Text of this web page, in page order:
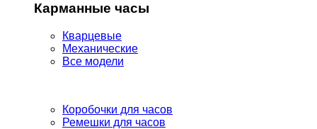
Карманные часы
Кварцевые
Механические
Все модели
Коробочки для часов
Ремешки для часов